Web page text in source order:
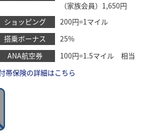
（家族会員）1,650円
ショッピング
200円=1マイル
搭乗ボーナス
25%
ANA航空券
100円=1.5マイル 相当
帯保険の詳細はこちら